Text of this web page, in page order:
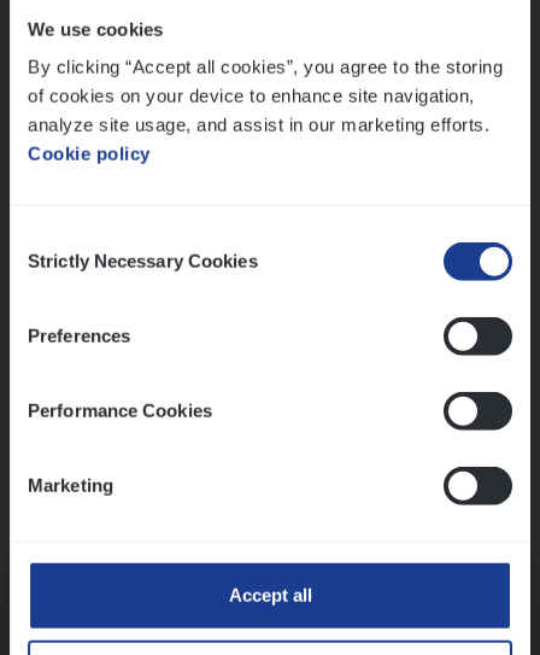
We use cookies
By clicking “Accept all cookies”, you agree to the storing
of cookies on your device to enhance site navigation,
analyze site usage, and assist in our marketing efforts.
Cookie policy
Selection
Strictly Necessary Cookies
Preferences
Performance Cookies
Marketing
Accept all
Mathias houdt van diepgaande dossiers én droge
humor
Thalia zoekt graag oplossingen, in games én op het
werk
Ons sollicitatieproces